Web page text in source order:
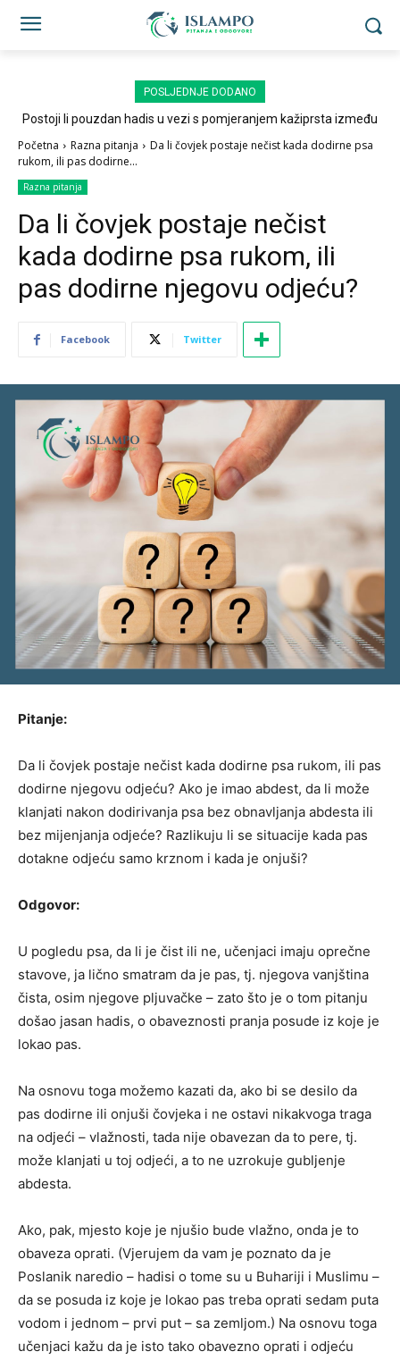
POSLJEDNJE DODANO
Postoji li pouzdan hadis u vezi s pomjeranjem kažiprsta između
Početna Razna pitanja
Da li čovjek postaje nečist kada dodirne psa
rukom, ili pas dodirne...
Razna pitanja
Da li čovjek postaje nečist
kada dodirne psa rukom, ili
pas dodirne njegovu odjeću?
Facebook Twitter
Pitanje:
Da li čovjek postaje nečist kada dodirne psa rukom, ili pas
dodirne njegovu odjeću? Ako je imao abdest, da li može
klanjati nakon dodirivanja psa bez obnavljanja abdesta ili
bez mijenjanja odjeće? Razlikuju li se situacije kada pas
dotakne odjeću samo krznom i kada je onjuši?
Odgovor:
U pogledu psa, da li je čist ili ne, učenjaci imaju oprečne
stavove, ja lično smatram da je pas, tj. njegova vanjština
čista, osim njegove pljuvačke – zato što je o tom pitanju
došao jasan hadis, o obaveznosti pranja posude iz koje je
lokao pas.
Na osnovu toga možemo kazati da, ako bi se desilo da
pas dodirne ili onjuši čovjeka i ne ostavi nikakvoga traga
na odjeći – vlažnosti, tada nije obavezan da to pere, tj.
može klanjati u toj odjeći, a to ne uzrokuje gubljenje
abdesta.
Ako, pak, mjesto koje je njušio bude vlažno, onda je to
obaveza oprati. (Vjerujem da vam je poznato da je
Poslanik naredio – hadisi o tome su u Buhariji i Muslimu –
da se posuda iz koje je lokao pas treba oprati sedam puta
vodom i jednom – prvi put – sa zemljom.) Na osnovu toga
učenjaci kažu da je isto tako obavezno oprati i odjeću